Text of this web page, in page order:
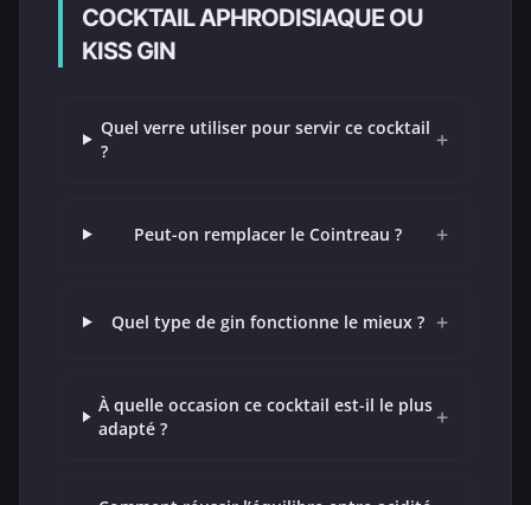
COCKTAIL APHRODISIAQUE OU
KISS GIN
Quel verre utiliser pour servir ce cocktail
?
+
Peut-on remplacer le Cointreau ? +
Quel type de gin fonctionne le mieux ? +
À quelle occasion ce cocktail est-il le plus
adapté ?
+